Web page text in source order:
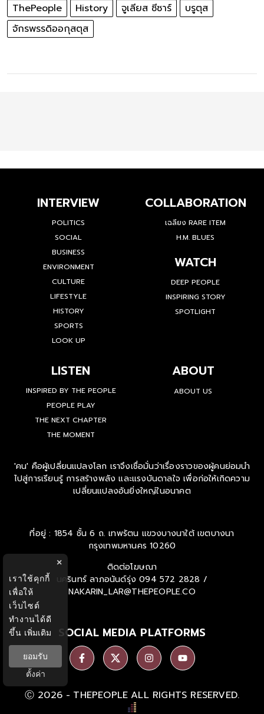
ThePeople History จูเลียส ซีซาร์
บรูตุส
จักรพรรดิออกุสตุส
INTERVIEW
POLITICS
SOCIAL
BUSINESS
ENVIRONMENT
CULTURE
LIFESTYLE
HISTORY
SPORTS
LOOK UP
COLLABORATION
เฉลียง RARE ITEM
H.M. BLUES
WATCH
DEEP PEOPLE
INSPIRING STORY
SPOTLIGHT
LISTEN
INSPIRED BY THE PEOPLE
PEOPLE PLAY
THE NEXT CHAPTER
THE MOMENT
ABOUT
ABOUT US
'คน' คือผู้เปลี่ยนแปลงโลก เราจึงเชื่อมั่นว่าเรื่องราวของผู้คนย่อมนำ
ไปสู่การเรียนรู้ การสร้างพลัง และแรงบันดาลใจ เพื่อก่อให้เกิดความ
เปลี่ยนแปลงอันยิ่งใหญ่ในอนาคต
ที่อยู่ : 1854 ชั้น 6 ถ. เทพรัตน แขวงบางนาใต้ เขตบางนา
กรุงเทพมหานคร 10260
ติดต่อโฆษณา
นครินทร์ ลาภอนันด์รุ่ง 094 572 2828 /
NAKARIN_LAR@THEPEOPLE.CO
SOCIAL MEDIA PLATFORMS
Ⓒ 2026 - THEPEOPLE ALL RIGHTS RESERVED.
×
เราใช้คุกกี้
เพื่อให้
เว็บไซต์
ทำงานได้ดี
ขึ้น เพิ่มเติม
ยอมรับ
ตั้งค่า